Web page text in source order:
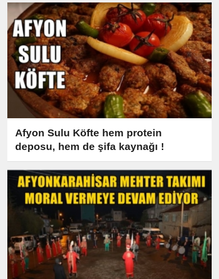
Afyon Sulu Köfte hem protein
deposu, hem de şifa kaynağı !